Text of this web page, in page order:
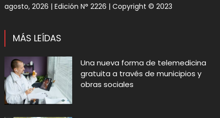
agosto, 2026 | Edición N° 2226 | Copyright © 2023
MÁS LEÍDAS
Una nueva forma de telemedicina
gratuita a través de municipios y
obras sociales